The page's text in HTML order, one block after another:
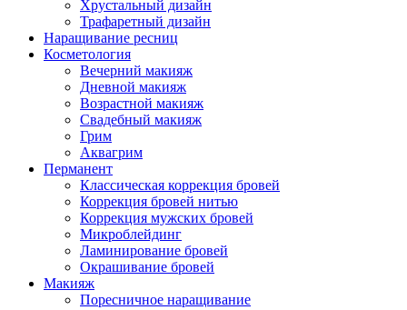
Хрустальный дизайн
Трафаретный дизайн
Наращивание ресниц
Косметология
Вечерний макияж
Дневной макияж
Возрастной макияж
Свадебный макияж
Грим
Аквагрим
Перманент
Классическая коррекция бровей
Коррекция бровей нитью
Коррекция мужских бровей
Микроблейдинг
Ламинирование бровей
Окрашивание бровей
Макияж
Поресничное наращивание